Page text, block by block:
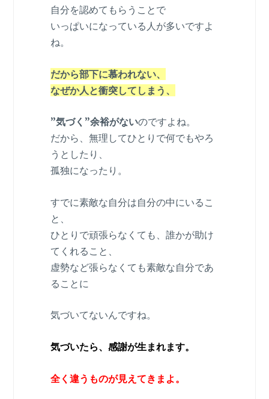
自分を認めてもらうことで
いっぱいになっている人が多いですよ
ね。
だから部下に慕われない、
なぜか人と衝突してしまう、
”気づく”余裕がないのですよね。
だから、無理してひとりで何でもやろ
うとしたり、
孤独になったり。
すでに素敵な自分は自分の中にいるこ
と、
ひとりで頑張らなくても、誰かが助け
てくれること、
虚勢など張らなくても素敵な自分であ
ることに
気づいてないんですね。
気づいたら、感謝が生まれます。
全く違うものが見えてきまよ。